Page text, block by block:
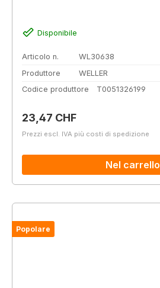
Disponibile
Articolo n.
WL30638
Produttore
WELLER
Codice produttore
T0051326199
Prezzo normale:
23,47 CHF
Prezzi escl. IVA più costi di spedizione
Nel carrello
Popolare